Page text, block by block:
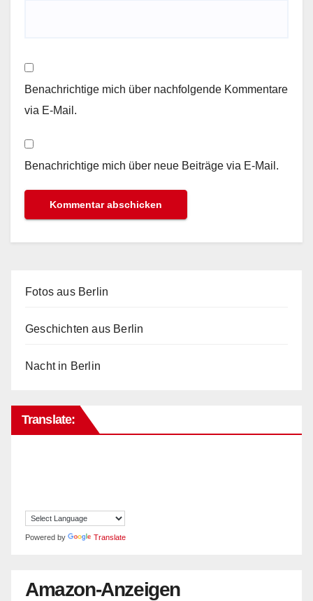
Benachrichtige mich über nachfolgende Kommentare
via E-Mail.
Benachrichtige mich über neue Beiträge via E-Mail.
Fotos aus Berlin
Geschichten aus Berlin
Nacht in Berlin
Translate:
Powered by Translate
Amazon-Anzeigen